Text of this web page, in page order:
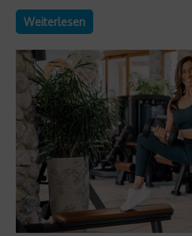
Weiterlesen